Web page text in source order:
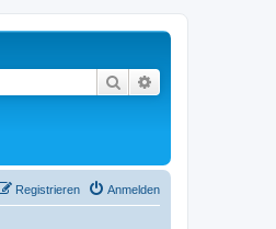
Suche
Anmelden
Registrieren